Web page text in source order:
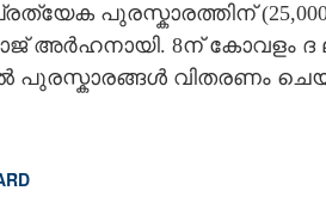
പ്രത്യേക പുരസ്കാരത്തിന്
8ന് കോവളം ദ
പുരസ്കാരങ്ങൾ വിതരണം